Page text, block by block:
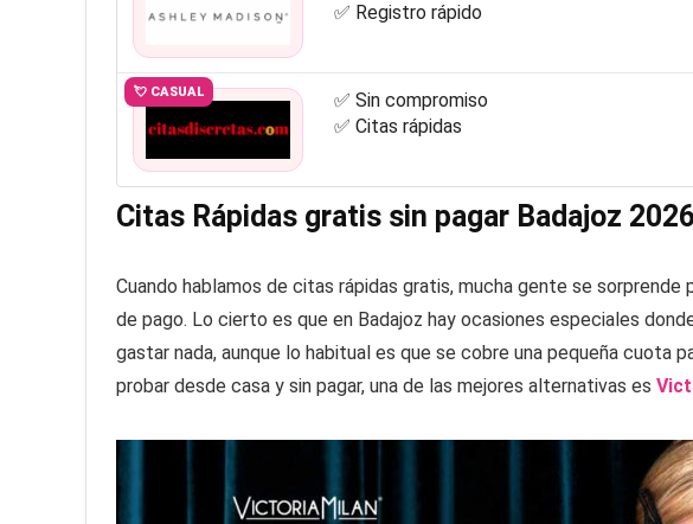
✅ Registro rápido
💘 CASUAL
✅ Sin compromiso
✅ Citas rápidas
Citas Rápidas gratis sin pagar Badajoz 2026
Cuando hablamos de citas rápidas gratis, mucha gente se
de pago. Lo cierto es que en Badajoz hay ocasiones especiales
gastar nada, aunque lo habitual es que se cobre una pequeña cuota
probar desde casa y sin pagar, una de las mejores alternativas es